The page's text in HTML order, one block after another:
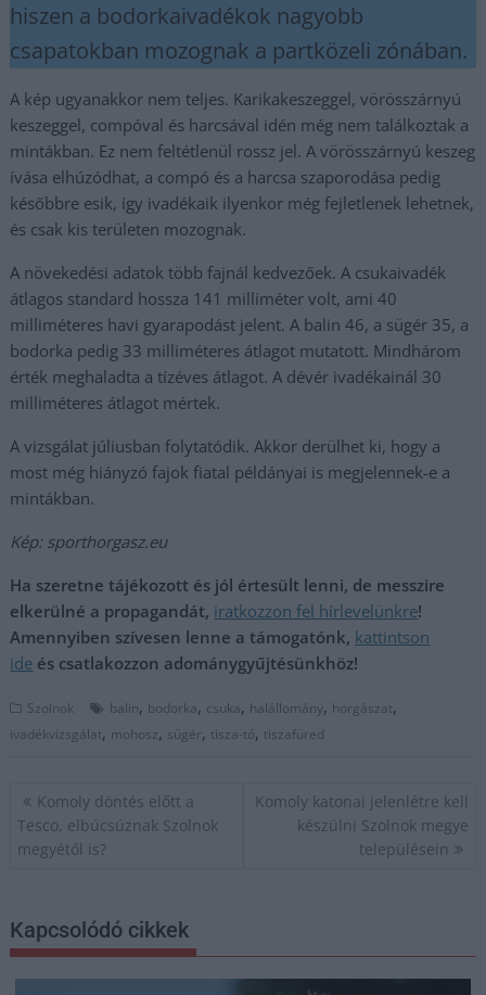
hiszen a bodorkaivadékok nagyobb
csapatokban mozognak a partközeli zónában.
A kép ugyanakkor nem teljes. Karikakeszeggel, vörösszárnyú
keszeggel, compóval és harcsával idén még nem találkoztak a
mintákban. Ez nem feltétlenül rossz jel. A vörösszárnyú keszeg
ívása elhúzódhat, a compó és a harcsa szaporodása pedig
későbbre esik, így ivadékaik ilyenkor még fejletlenek lehetnek,
és csak kis területen mozognak.
A növekedési adatok több fajnál kedvezőek. A csukaivadék
átlagos standard hossza 141 milliméter volt, ami 40
milliméteres havi gyarapodást jelent. A balin 46, a sügér 35, a
bodorka pedig 33 milliméteres átlagot mutatott. Mindhárom
érték meghaladta a tízéves átlagot. A dévér ivadékainál 30
milliméteres átlagot mértek.
A vizsgálat júliusban folytatódik. Akkor derülhet ki, hogy a
most még hiányzó fajok fiatal példányai is megjelennek-e a
mintákban.
Kép: sporthorgasz.eu
Ha szeretne tájékozott és jól értesült lenni, de messzire
elkerülné a propagandát, iratkozzon fel hírlevelünkre!
Amennyiben szívesen lenne a támogatónk, kattintson
ide és csatlakozzon adománygyűjtésünkhöz!
Szolnok balin, bodorka, csuka, halállomány, horgászat,
ivadékvizsgálat, mohosz, sügér, tisza-tó, tiszafüred
Bejegyzés
navigáció
Komoly döntés előtt a
Tesco, elbúcsúznak Szolnok
megyétől is?
Komoly katonai jelenlétre kell
készülni Szolnok megye
településein
Kapcsolódó cikkek